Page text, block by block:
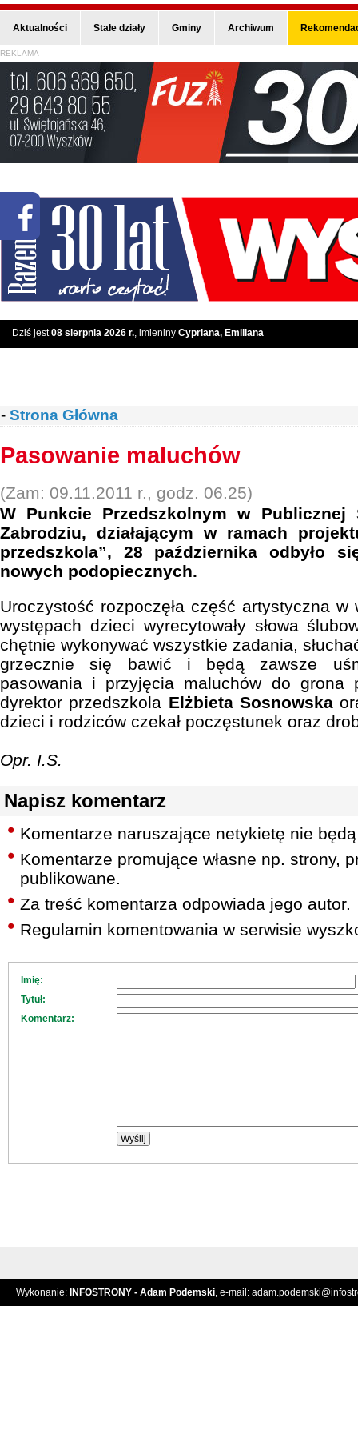
Aktualności Stałe działy Gminy Archiwum
REKLAMA
Dziś jest08 sierpnia 2026 r., imieniny Cypriana, Emiliana
- Strona Główna
Pasowanie maluchów
(Zam: 09.11.2011 r., godz. 06.25)
W Punkcie Przedszkolnym w Publicznej
Zabrodziu, działającym w ramach
przedszkola”, 28 października odbyło
nowych podopiecznych.
Uroczystość rozpoczęła część artystyczna
występach dzieci wyrecytowały słowa
chętnie wykonywać wszystkie zadania,
grzecznie się bawić i będą zawsze
pasowania i przyjęcia maluchów do grona
dyrektor przedszkola Elżbieta Sosnowska
dzieci i rodziców czekał poczęstunek oraz
Opr. I.S.
Napisz komentarz
Komentarze naruszające netykietę nie
Komentarze promujące własne np. strony,
publikowane.
Za treść komentarza odpowiada jego autor.
Regulamin komentowania w serwisie
Imię:
Tytuł:
Komentarz:
Wykonanie: INFOSTRONY - Adam Podemski, e-mail: